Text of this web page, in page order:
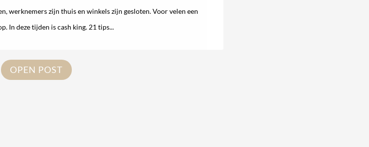
werknemers zijn thuis en winkels zijn gesloten. Voor velen een
In deze tijden is cash king. 21 tips...
OPEN POST